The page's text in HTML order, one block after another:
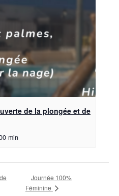
de la plongée et de
min
Journée 100%
Féminine